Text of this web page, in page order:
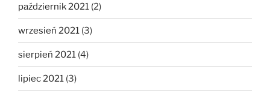
październik 2021 (2)
wrzesień 2021 (3)
sierpień 2021 (4)
lipiec 2021 (3)